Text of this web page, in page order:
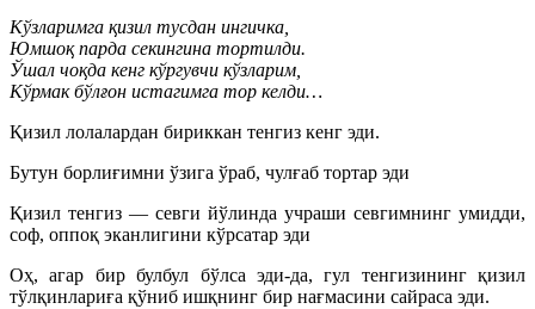
Кўзларимга қизил тусдан ингичка,
Юмшоқ парда секингина тортилди.
Ўшал чоқда кенг кўргувчи кўзларим,
Кўрмак бўлғон истагимга тор келди…
Қизил лолалардан бириккан тенгиз кенг эди.
Бутун борлиғимни ўзига ўраб, чулғаб тортар эди
Қизил тенгиз — севги йўлинда учраши севгимнинг умидди,
соф, оппоқ эканлигини кўрсатар эди
Оҳ, агар бир булбул бўлса эди-да, гул тенгизининг қизил
тўлқинлариға қўниб ишқнинг бир нағмасини сайраса эди.